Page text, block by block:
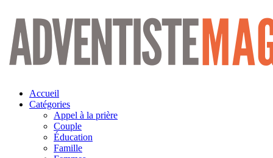
Aller
contenu
Accueil
Catégories
Appel à la prière
Couple
Éducation
Famille